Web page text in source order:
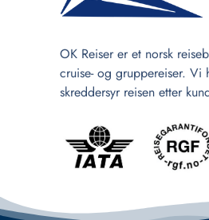
OK Reiser er et norsk
cruise- og gruppereiser.
skreddersyr reisen etter